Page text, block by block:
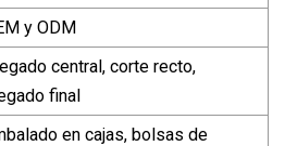
y ODM
central, corte recto,
final
en cajas, bolsas de